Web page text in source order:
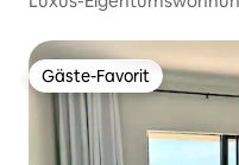
Gäste-Favorit
Gäste-Favorit